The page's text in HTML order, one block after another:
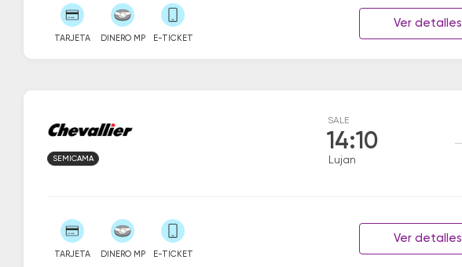
TARJETA DINERO MP E-TICKET
Ver detalles
SALE
14:10
Lujan
SEMICAMA
TARJETA DINERO MP E-TICKET
Ver detalles